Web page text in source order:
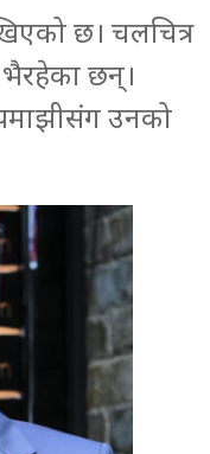
छ। चलचित्र
छन्।
उनको